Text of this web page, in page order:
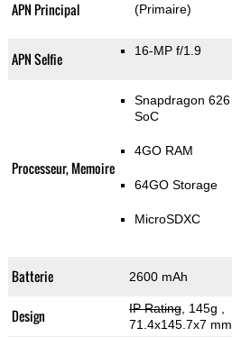
APN Principal
(Primaire)
APN Selfie 16-MP f/1.9
Processeur, Memoire
Snapdragon 626
SoC
4GO RAM
64GO Storage
MicroSDXC
Batterie 2600 mAh
Design IP Rating, 145g
71.4x145.7x7 mm